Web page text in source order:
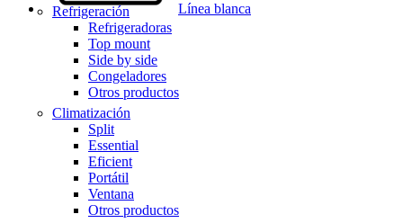
Línea blanca
Refrigeración
Refrigeradoras
Top mount
Side by side
Congeladores
Otros productos
Climatización
Split
Essential
Eficient
Portátil
Ventana
Otros productos